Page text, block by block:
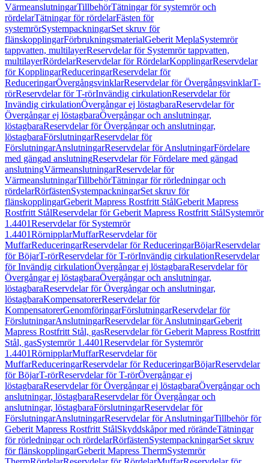
VärmeanslutningarTillbehörTätningar för systemrör och
rördelarTätningar för rördelarFästen för
systemrörSystempackningarSet skruv för
flänskopplingarFörbrukningsmaterialGeberit MeplaSystemrör
tappvatten, multilayerReservdelar för Systemrör tappvatten,
multilayerRördelarReservdelar för RördelarKopplingarReservdelar
för KopplingarReduceringarReservdelar för
ReduceringarÖvergångsvinklarReservdelar för ÖvergångsvinklarT-
rörReservdelar för T-rörInvändig cirkulationReservdelar för
Invändig cirkulationÖvergångar ej löstagbaraReservdelar för
Övergångar ej löstagbaraÖvergångar och anslutningar,
löstagbaraReservdelar för Övergångar och anslutningar,
löstagbaraFörslutningarReservdelar för
FörslutningarAnslutningarReservdelar för AnslutningarFördelare
med gängad anslutningReservdelar för Fördelare med gängad
anslutningVärmeanslutningarReservdelar för
VärmeanslutningarTillbehörTätningar för rörledningar och
rördelarRörfästenSystempackningarSet skruv för
flänskopplingarGeberit Mapress Rostfritt StålGeberit Mapress
Rostfritt StålReservdelar för Geberit Mapress Rostfritt StålSystemrör
1.4401Reservdelar för Systemrör
1.4401RörnipplarMuffarReservdelar för
MuffarReduceringarReservdelar för ReduceringarBöjarReservdelar
för BöjarT-rörReservdelar för T-rörInvändig cirkulationReservdelar
för Invändig cirkulationÖvergångar ej löstagbaraReservdelar för
Övergångar ej löstagbaraÖvergångar och anslutningar,
löstagbaraReservdelar för Övergångar och anslutningar,
löstagbaraKompensatorerReservdelar för
KompensatorerGenomföringarFörslutningarReservdelar för
FörslutningarAnslutningarReservdelar för AnslutningarGeberit
Mapress Rostfritt Stål, gasReservdelar för Geberit Mapress Rostfritt
Stål, gasSystemrör 1.4401Reservdelar för Systemrör
1.4401RörnipplarMuffarReservdelar för
MuffarReduceringarReservdelar för ReduceringarBöjarReservdelar
för BöjarT-rörReservdelar för T-rörÖvergångar ej
löstagbaraReservdelar för Övergångar ej löstagbaraÖvergångar och
anslutningar, löstagbaraReservdelar för Övergångar och
anslutningar, löstagbaraFörslutningarReservdelar för
FörslutningarAnslutningarReservdelar för AnslutningarTillbehör för
Geberit Mapress Rostfritt StålSkyddskåpor med rörändeTätningar
för rörledningar och rördelarRörfästenSystempackningarSet skruv
för flänskopplingarGeberit Mapress ThermSystemrör